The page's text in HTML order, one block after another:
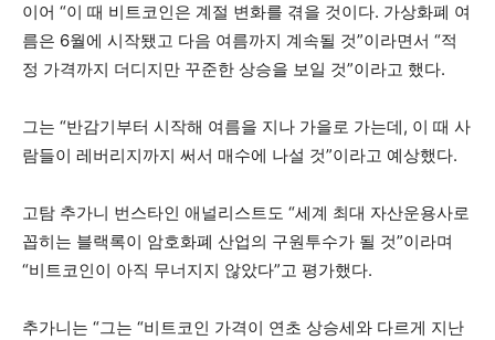
이어 “이 때 비트코인은 계절 변화를 겪을 것이다. 가상화폐 여
름은 6월에 시작됐고 다음 여름까지 계속될 것”이라면서 “적
정 가격까지 더디지만 꾸준한 상승을 보일 것”이라고 했다.
그는 “반감기부터 시작해 여름을 지나 가을로 가는데, 이 때 사
람들이 레버리지까지 써서 매수에 나설 것”이라고 예상했다.
고탐 추가니 번스타인 애널리스트도 “세계 최대 자산운용사로
꼽히는 블랙록이 암호화폐 산업의 구원투수가 될 것”이라며
“비트코인이 아직 무너지지 않았다”고 평가했다.
추가니는 “그는 “비트코인 가격이 연초 상승세와 다르게 지난